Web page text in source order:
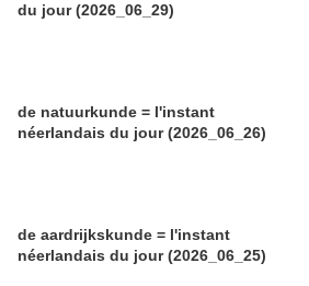
du jour (2026_06_29)
de natuurkunde = l'instant
néerlandais du jour (2026_06_26)
de aardrijkskunde = l'instant
néerlandais du jour (2026_06_25)